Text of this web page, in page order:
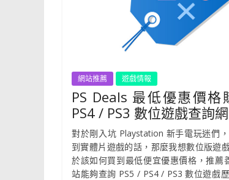
網站推薦 遊戲情報
PS Deals 最低優惠價格
PS4 / PS3 數位遊戲查詢網
對於剛入坑 Playstation 新手電玩迷們
到實體片遊戲的話，那麼我想數位版遊
於該如何買到最低便宜優惠價格，推薦
站能夠查詢 PS5 / PS4 / PS3 數位遊戲